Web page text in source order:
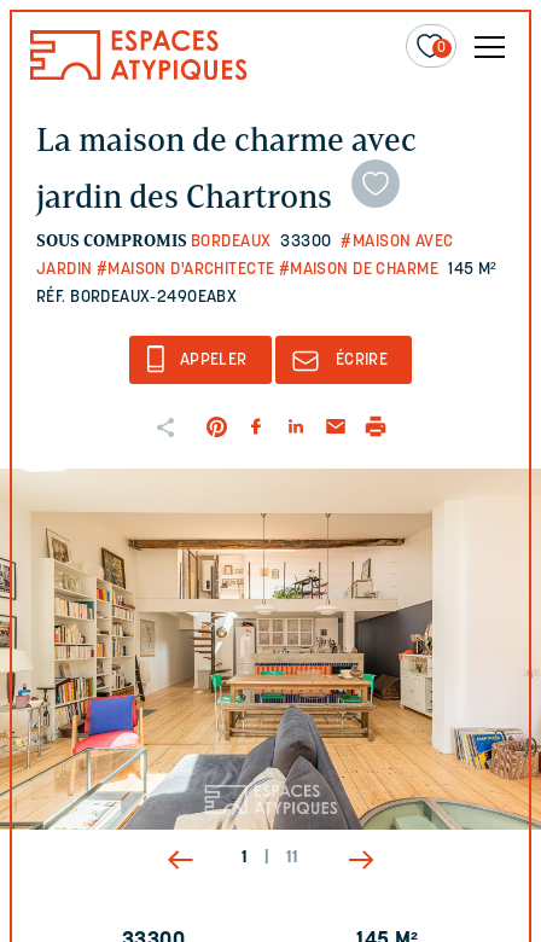
0
La maison de charme avec
jardin des Chartrons
SOUS COMPROMIS BORDEAUX 33300 #MAISON AVEC
JARDIN #MAISON D'ARCHITECTE #MAISON DE CHARME 145 M²
RÉF. BORDEAUX-2490EABX
APPELER ÉCRIRE
1 11